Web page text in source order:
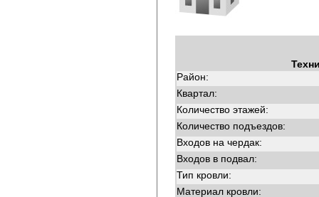
Район:
Квартал:
Количество этажей:
Количество подъездов:
Входов на чердак:
Входов в подвал:
Тип кровли:
Материал кровли: